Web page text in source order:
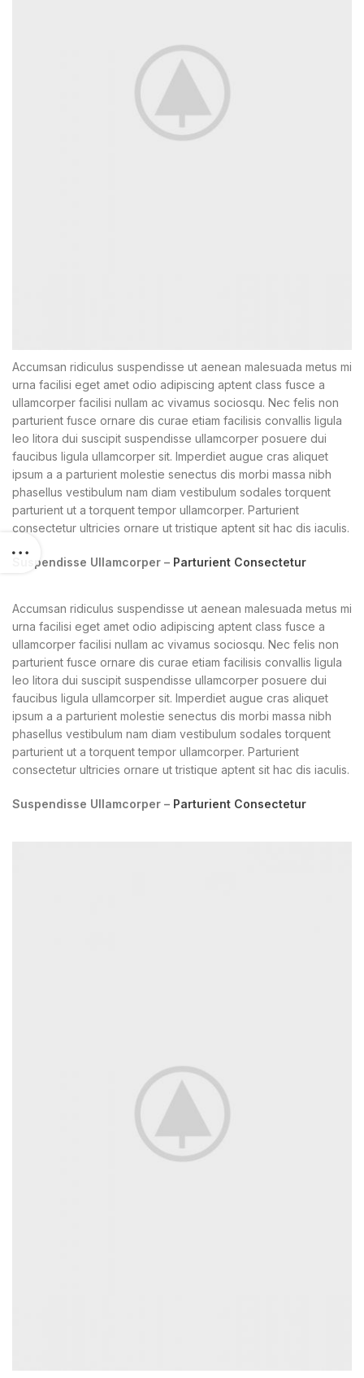
Accumsan ridiculus suspendisse ut aenean malesuada metus mi
urna facilisi eget amet odio adipiscing aptent class fusce a
ullamcorper facilisi nullam ac vivamus sociosqu. Nec felis non
parturient fusce ornare dis curae etiam facilisis convallis ligula
leo litora dui suscipit suspendisse ullamcorper posuere dui
faucibus ligula ullamcorper sit. Imperdiet augue cras aliquet
ipsum a a parturient molestie senectus dis morbi massa nibh
phasellus vestibulum nam diam vestibulum sodales torquent
parturient ut a torquent tempor ullamcorper. Parturient
consectetur ultricies ornare ut tristique aptent sit hac dis iaculis.
Suspendisse Ullamcorper – Parturient Consectetur
Accumsan ridiculus suspendisse ut aenean malesuada metus mi
urna facilisi eget amet odio adipiscing aptent class fusce a
ullamcorper facilisi nullam ac vivamus sociosqu. Nec felis non
parturient fusce ornare dis curae etiam facilisis convallis ligula
leo litora dui suscipit suspendisse ullamcorper posuere dui
faucibus ligula ullamcorper sit. Imperdiet augue cras aliquet
ipsum a a parturient molestie senectus dis morbi massa nibh
phasellus vestibulum nam diam vestibulum sodales torquent
parturient ut a torquent tempor ullamcorper. Parturient
consectetur ultricies ornare ut tristique aptent sit hac dis iaculis.
Suspendisse Ullamcorper – Parturient Consectetur